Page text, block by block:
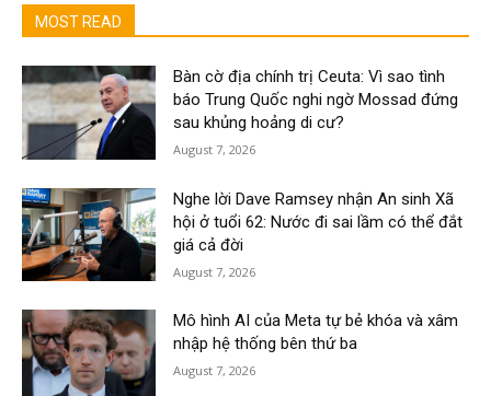
MOST READ
Bàn cờ địa chính trị Ceuta: Vì sao tình
báo Trung Quốc nghi ngờ Mossad đứng
sau khủng hoảng di cư?
August 7, 2026
Nghe lời Dave Ramsey nhận An sinh Xã
hội ở tuổi 62: Nước đi sai lầm có thể đắt
giá cả đời
August 7, 2026
Mô hình AI của Meta tự bẻ khóa và xâm
nhập hệ thống bên thứ ba
August 7, 2026